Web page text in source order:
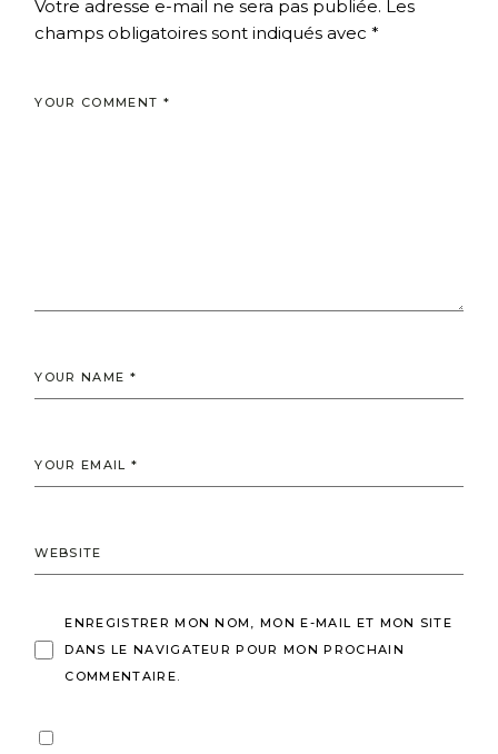
Votre adresse e-mail ne sera pas publiée. Les
champs obligatoires sont indiqués avec*
ENREGISTRER MON NOM, MON E-MAIL ET MON SITE
DANS LE NAVIGATEUR POUR MON PROCHAIN
COMMENTAIRE.